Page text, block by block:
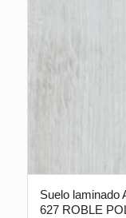
Suelo laminado
627 ROBLE